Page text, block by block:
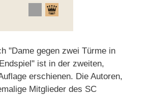
"Dame gegen zwei Türme in
ist in der zweiten,
erschienen. Die Autoren,
Mitglieder des SC